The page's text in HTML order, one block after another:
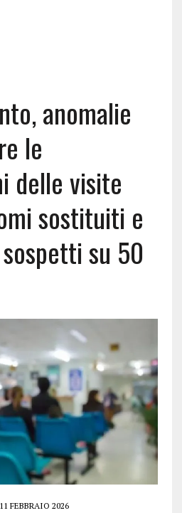
anomalie
le
delle visite
sostituiti e
su 50
11 FEBBRAIO 2026